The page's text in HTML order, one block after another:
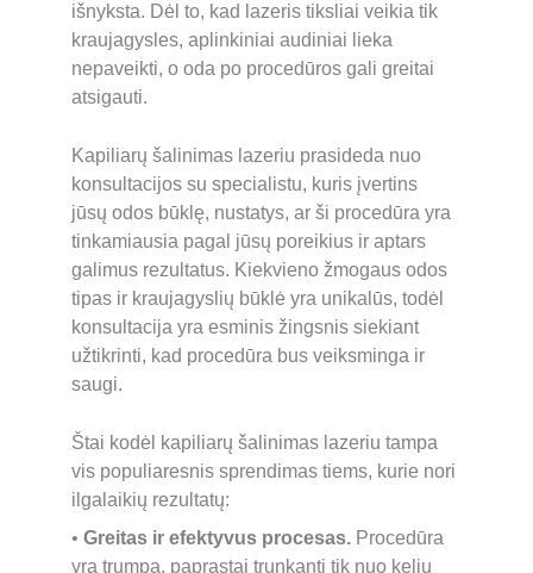
išnyksta. Dėl to, kad lazeris tiksliai veikia tik
kraujagysles, aplinkiniai audiniai lieka
nepaveikti, o oda po procedūros gali greitai
atsigauti.
Kapiliarų šalinimas lazeriu prasideda nuo
konsultacijos su specialistu, kuris įvertins
jūsų odos būklę, nustatys, ar ši procedūra yra
tinkamiausia pagal jūsų poreikius ir aptars
galimus rezultatus. Kiekvieno žmogaus odos
tipas ir kraujagyslių būklė yra unikalūs, todėl
konsultacija yra esminis žingsnis siekiant
užtikrinti, kad procedūra bus veiksminga ir
saugi.
Štai kodėl kapiliarų šalinimas lazeriu tampa
vis populiaresnis sprendimas tiems, kurie nori
ilgalaikių rezultatų:
• Greitas ir efektyvus procesas. Procedūra
yra trumpa, paprastai trunkanti tik nuo kelių